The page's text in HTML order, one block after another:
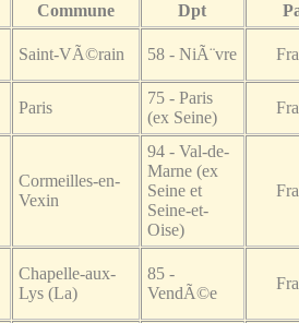
Commune Dpt
Saint-VÃ©rain 58 - NiÃ¨vre
Paris
75 - Paris
(ex Seine)
Cormeilles-en-
Vexin
94 - Val-de-
Marne (ex
Seine et
Seine-et-
Oise)
Chapelle-aux-
Lys (La)
85 -
VendÃ©e